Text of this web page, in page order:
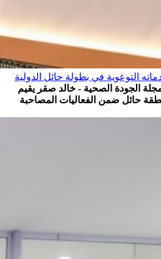
التوعوية في بطولة حائل الدولية
الجودة الصحية - خالد صقر يقيم
⁧‫حائل‬⁩ ضمن الفعاليات المصاحبة